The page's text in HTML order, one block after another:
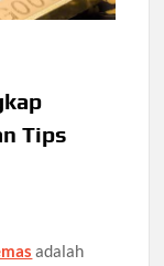
Tips
adalah